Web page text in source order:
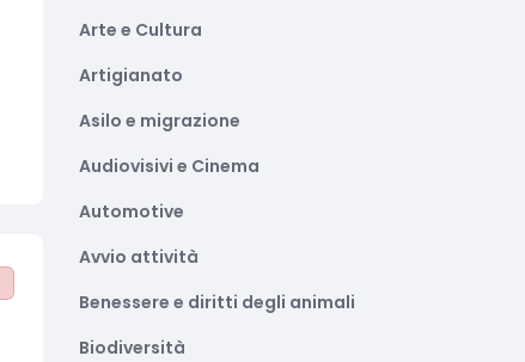
Arte e Cultura
Artigianato
Asilo e migrazione
Audiovisivi e Cinema
Automotive
Avvio attività
Benessere e diritti degli animali
Biodiversità